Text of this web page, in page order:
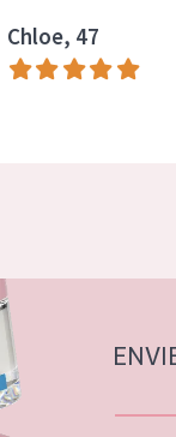
Chloe, 47